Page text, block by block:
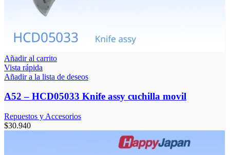
Añadir al carrito
Vista rápida
Añadir a la lista de deseos
A52 – HCD05033 Knife assy cuchilla movil
Repuestos y Accesorios
$30.940